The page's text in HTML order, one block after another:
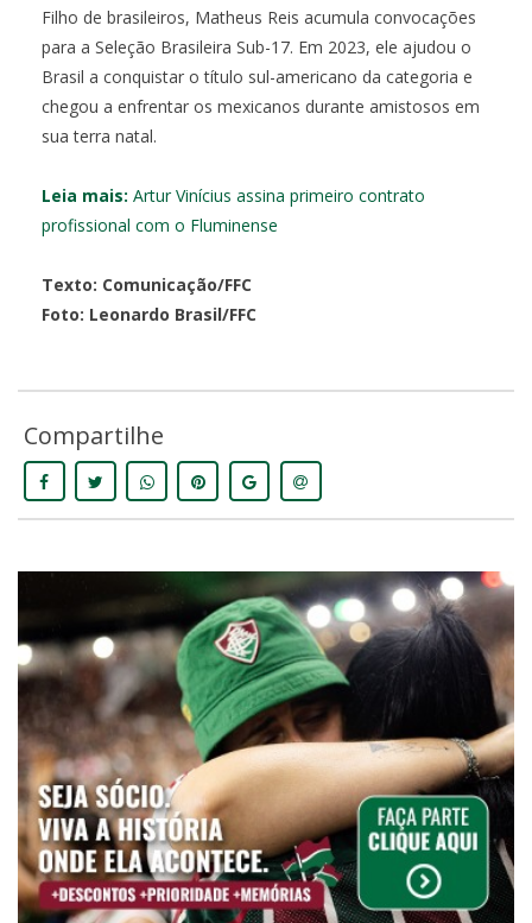
Filho de brasileiros, Matheus Reis acumula convocações
para a Seleção Brasileira Sub-17. Em 2023, ele ajudou o
Brasil a conquistar o título sul-americano da categoria e
chegou a enfrentar os mexicanos durante amistosos em
sua terra natal.
Leia mais: Artur Vinícius assina primeiro contrato
profissional com o Fluminense
Texto: Comunicação/FFC
Foto: Leonardo Brasil/FFC
Compartilhe